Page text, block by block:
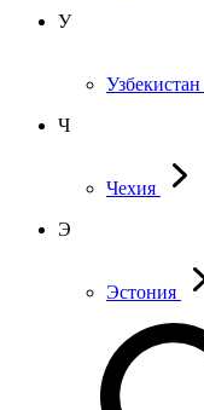
У
Узбекистан
Ч
Чехия
Э
Эстония